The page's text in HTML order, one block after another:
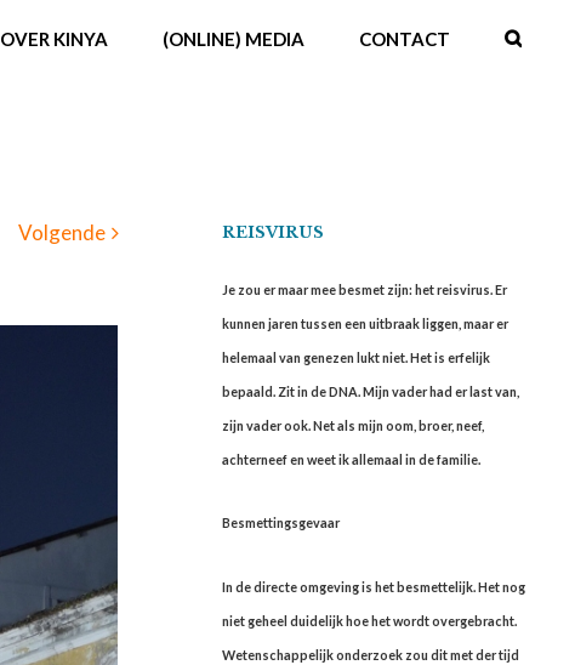
OVER KINYA (ONLINE) MEDIA CONTACT
Volgende REISVIRUS
Je zou er maar mee besmet zijn: het reisvirus. Er
kunnen jaren tussen een uitbraak liggen, maar er
helemaal van genezen lukt niet. Het is erfelijk
bepaald. Zit in de DNA. Mijn vader had er last van,
zijn vader ook. Net als mijn oom, broer, neef,
achterneef en weet ik allemaal in de familie.
Besmettingsgevaar
In de directe omgeving is het besmettelijk. Het nog
niet geheel duidelijk hoe het wordt overgebracht.
Wetenschappelijk onderzoek zou dit met der tijd